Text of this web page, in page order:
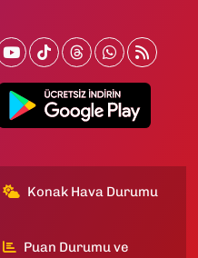
Konak Hava Durumu
Puan Durumu ve